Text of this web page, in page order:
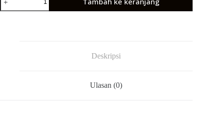
Deskripsi
Ulasan (0)